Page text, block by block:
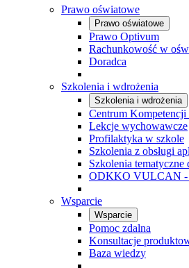
Prawo oświatowe
Prawo oświatowe
Prawo Optivum
Rachunkowość w
Doradca
Szkolenia i wdrożenia
Szkolenia i wdrożenia
Centrum
Lekcje wychowawcze
Profilaktyka w szkole
Szkolenia z obsługi
Szkolenia
ODKKO VULCAN -
Wsparcie
Wsparcie
Pomoc zdalna
Konsultacje
Baza wiedzy